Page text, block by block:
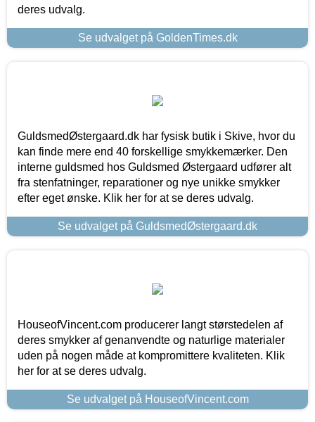
deres udvalg.
Se udvalget på GoldenTimes.dk
GuldsmedØstergaard.dk har fysisk butik i Skive, hvor du
kan finde mere end 40 forskellige smykkemærker. Den
interne guldsmed hos Guldsmed Østergaard udfører alt
fra stenfatninger, reparationer og nye unikke smykker
efter eget ønske. Klik her for at se deres udvalg.
Se udvalget på GuldsmedØstergaard.dk
HouseofVincent.com producerer langt størstedelen af
deres smykker af genanvendte og naturlige materialer
uden på nogen måde at kompromittere kvaliteten. Klik
her for at se deres udvalg.
Se udvalget på HouseofVincent.com